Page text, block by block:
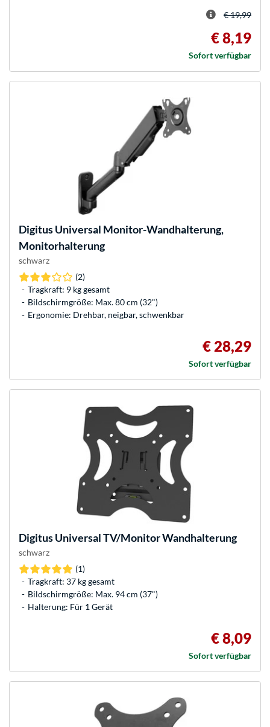
€ 19,99
€ 8,19
Sofort verfügbar
DigitusUniversal Monitor-Wandhalterung,
Monitorhalterung
schwarz
(2)
Tragkraft: 9 kg gesamt
Bildschirmgröße: Max. 80 cm (32")
Ergonomie: Drehbar, neigbar, schwenkbar
€ 28,29
Sofort verfügbar
DigitusUniversal TV/Monitor Wandhalterung
schwarz
(1)
Tragkraft: 37 kg gesamt
Bildschirmgröße: Max. 94 cm (37")
Halterung: Für 1 Gerät
€ 8,09
Sofort verfügbar